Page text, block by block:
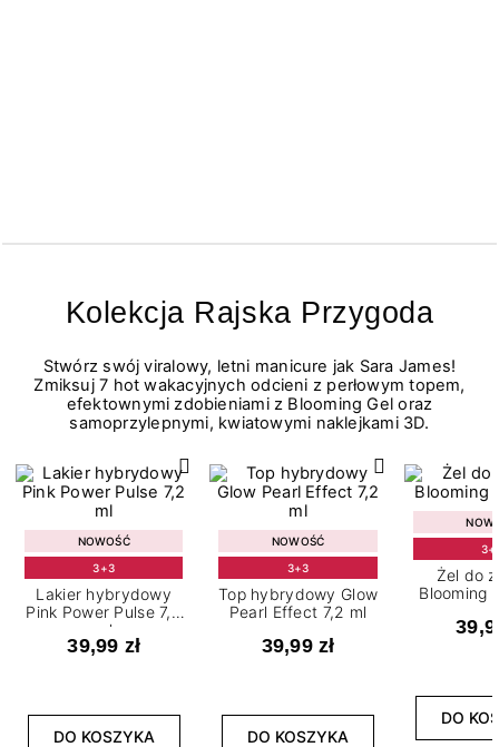
Kolekcja Rajska Przygoda
Stwórz swój viralowy, letni manicure jak Sara James!
Zmiksuj 7 hot wakacyjnych odcieni z perłowym topem,
efektownymi zdobieniami z Blooming Gel oraz
samoprzylepnymi, kwiatowymi naklejkami 3D.
NOWOŚĆ
3+3
Lakier hybrydowy
Pink Power Pulse 7,2
ml
39,99 zł
DO KOSZYKA
NOWOŚĆ
3+3
Top hybrydowy Glow
Pearl Effect 7,2 ml
39,99 zł
DO KOSZYKA
Żel do
Blooming
DO